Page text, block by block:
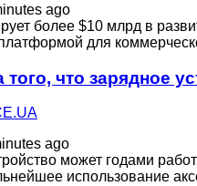
ago
более $10 млрд в
для
того, что зарядное
ago
может годами
использование